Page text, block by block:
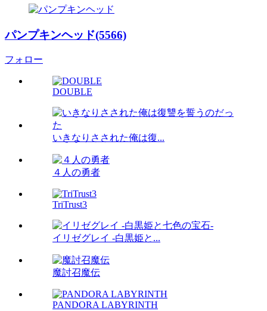
パンプキンヘッド(5566)
フォロー
DOUBLE
いきなりさされた俺は復...
４人の勇者
TriTrust3
イリゼグレイ -白黒姫と...
魔討召魔伝
PANDORA LABYRINTH